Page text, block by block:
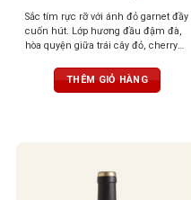
Sắc tím rực rỡ với ánh đỏ garnet đầy
cuốn hút. Lớp hương đầu đậm đà,
hòa quyện giữa trái cây đỏ, cherry
kèm theo nốt cay nhẹ đầy tinh tế.
rượu cân bằng, mềm mại với hậu vị
THÊM GIỎ HÀNG